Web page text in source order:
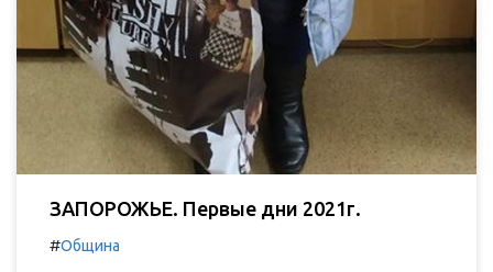
ЗАПОРОЖЬЕ. Первые дни 2021г.
#Община